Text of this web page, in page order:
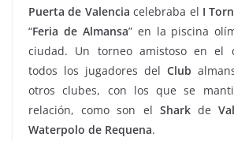
Puerta de Valencia celebraba el I
“Feria de Almansa” en la piscina
ciudad. Un torneo amistoso en el
todos los jugadores del Club
otros clubes, con los que se
relación, como son el Sharkde
Waterpolo de Requena.